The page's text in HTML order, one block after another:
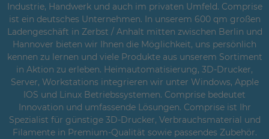
Industrie, Handwerk und auch im privaten Umfeld. Comprise
ist ein deutsches Unternehmen. In unserem 600 qm großen
Ladengeschäft in Zerbst / Anhalt mitten zwischen Berlin und
Hannover bieten wir Ihnen die Möglichkeit, uns persönlich
kennen zu lernen und viele Produkte aus unserem Sortiment
in Aktion zu erleben. Heimautomatisierung, 3D-Drucker,
Server, Workstations integrieren wir unter Windows, Apple
IOS und Linux Betriebssystemen. Comprise bedeutet
Innovation und umfassende Lösungen. Comprise ist Ihr
Spezialist für günstige 3D-Drucker, Verbrauchsmaterial und
Filamente in Premium-Qualität sowie passendes Zubehör.